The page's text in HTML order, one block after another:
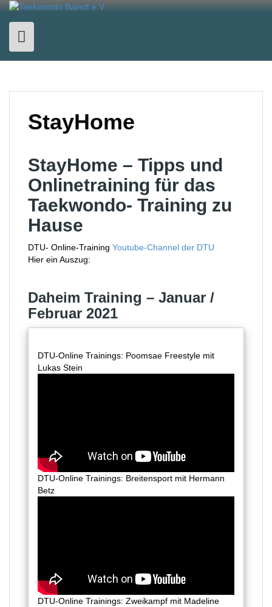
Skip
content
StayHome
StayHome – Tipps und
Onlinetraining für das
Taekwondo- Training zu
Hause
DTU- Online-Training Youtube-Channel der DTU
Hier ein Auszug:
Daheim Training – Januar /
Februar 2021
DTU-Online Trainings: Poomsae Freestyle mit
Lukas Stein
DTU-Online Trainings: Breitensport mit Hermann
Betz
DTU-Online Trainings: Zweikampf mit Madeline